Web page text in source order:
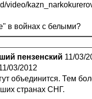
video/
в войнах с белыми?
пензенский 11/03/
03/2012
объединится. Тем
странах СНГ.